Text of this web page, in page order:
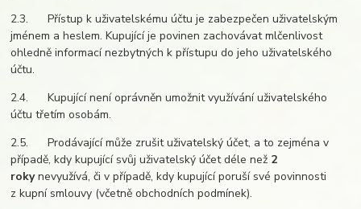
2.3. Přístup k uživatelskému účtu je zabezpečen uživatelským
jménem a heslem. Kupující je povinen zachovávat mlčenlivost
ohledně informací nezbytných k přístupu do jeho uživatelského
účtu.
2.4. Kupující není oprávněn umožnit využívání uživatelského
účtu třetím osobám.
2.5. Prodávající může zrušit uživatelský účet, a to zejména v
případě, kdy kupující svůj uživatelský účet déle než 2
rokynevyužívá, či v případě, kdy kupující poruší své povinnosti
z kupní smlouvy (včetně obchodních podmínek).